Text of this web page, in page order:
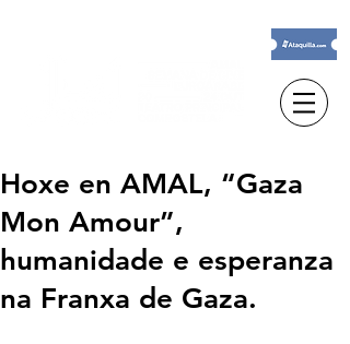
Hoxe en AMAL, “Gaza
Mon Amour”,
humanidade e esperanza
na Franxa de Gaza.